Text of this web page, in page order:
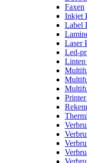
Faxen
Inkjet
Label
Laser
Led-
Linten